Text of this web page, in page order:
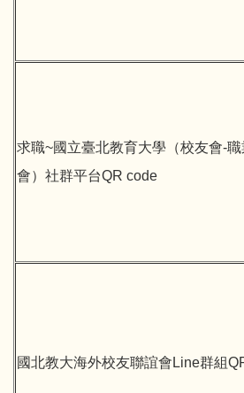
求職~國立臺北教育大學（校友會-
會）社群平台QR code
國北教大海外校友聯誼會 Line群組